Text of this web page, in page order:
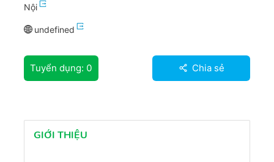
Nội
undefined
Tuyển dụng: 0 Chia sẻ
GIỚI THIỆU